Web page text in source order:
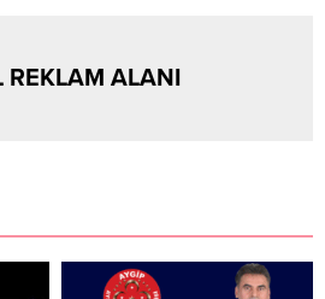
REKLAM ALANI